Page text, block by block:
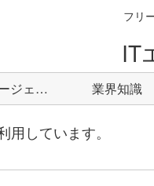
フリ
IT
フリーランスエージェント 業界知識
しています。